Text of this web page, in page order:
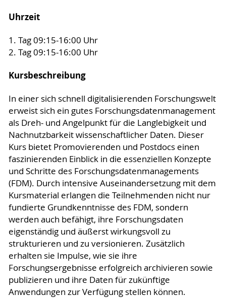
Uhrzeit
1. Tag 09:15-16:00 Uhr
2. Tag 09:15-16:00 Uhr
Kursbeschreibung
In einer sich schnell digitalisierenden Forschungswelt
erweist sich ein gutes Forschungsdatenmanagement
als Dreh- und Angelpunkt für die Langlebigkeit und
Nachnutzbarkeit wissenschaftlicher Daten. Dieser
Kurs bietet Promovierenden und Postdocs einen
faszinierenden Einblick in die essenziellen Konzepte
und Schritte des Forschungsdatenmanagements
(FDM). Durch intensive Auseinandersetzung mit dem
Kursmaterial erlangen die Teilnehmenden nicht nur
fundierte Grundkenntnisse des FDM, sondern
werden auch befähigt, ihre Forschungsdaten
eigenständig und äußerst wirkungsvoll zu
strukturieren und zu versionieren. Zusätzlich
erhalten sie Impulse, wie sie ihre
Forschungsergebnisse erfolgreich archivieren sowie
publizieren und ihre Daten für zukünftige
Anwendungen zur Verfügung stellen können.